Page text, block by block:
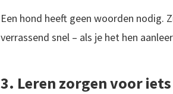
Een hond heeft geen woorden nodig.
verrassend snel – als je het hen
3. Leren zorgen voor